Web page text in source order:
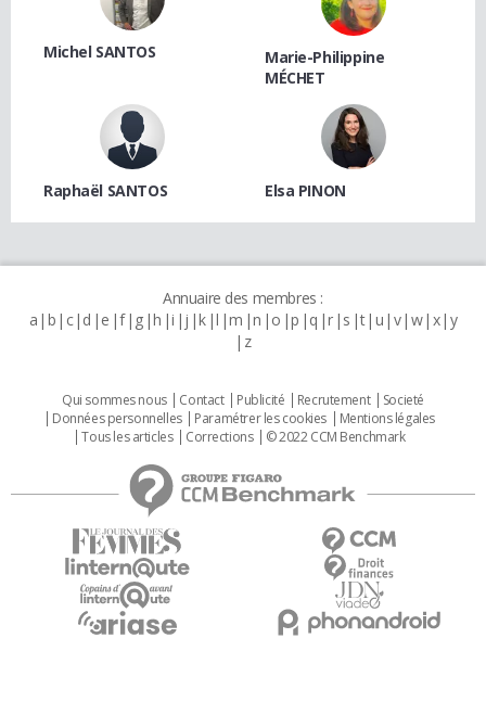
Michel SANTOS
Marie-Philippine
MÉCHET
Raphaël SANTOS Elsa PINON
Annuaire des membres :
a b c d e f g h i j k l m n o p q r s t u v w x y
z
Qui sommes nous Contact Publicité Recrutement
Societé
Données personnelles
Paramétrer les cookies
Mentions légales
Tous les articles
Corrections © 2022 CCM Benchmark